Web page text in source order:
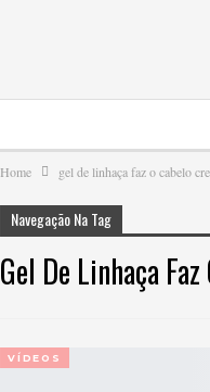
Home gel de linhaça faz o cabelo
Navegação Na Tag
Gel De Linhaça
VÍDEOS